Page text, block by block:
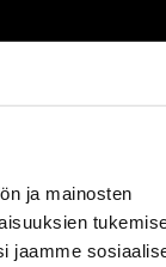
ja mainosten
jaamme